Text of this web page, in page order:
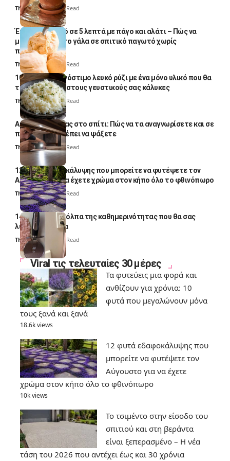
Thali Ombre4 Min Read
Έτοιμο παγωτό σε 5 λεπτά με πάγο και αλάτι – Πώς να
μετατρέψετε το γάλα σε σπιτικό παγωτό χωρίς
παγωτομηχανή
Thali Ombre 4 Min Read
10 φορές ποιο νόστιμο λευκό ρύζι με ένα μόνο υλικό που θα
το απογειώσει στους γευστικούς σας κάλυκες
Thali Ombre4 Min Read
Αυγά κατσαρίδας στο σπίτι: Πώς να τα αναγνωρίσετε και σε
ποια σημεία πρέπει να ψάξετε
Thali Ombre4 Min Read
12 φυτά εδαφοκάλυψης που μπορείτε να φυτέψετε τον
Αύγουστο για να έχετε χρώμα στον κήπο όλο το φθινόπωρο
Thali Ombre7 Min Read
14 πανέξυπνα κόλπα της καθημερινότητας που θα σας
λύσουν τα χέρια
Thali Ombre 6 Min Read
Viral τις τελευταίες 30 μέρες
Τα φυτεύεις μια φορά και
ανθίζουν για χρόνια: 10
φυτά που μεγαλώνουν μόνα
τους ξανά και ξανά
18.6k views
12 φυτά εδαφοκάλυψης που
μπορείτε να φυτέψετε τον
Αύγουστο για να έχετε
χρώμα στον κήπο όλο το φθινόπωρο
10k views
Το τσιμέντο στην είσοδο του
σπιτιού και στη βεράντα
είναι ξεπερασμένο – Η νέα
τάση του 2026 που αντέχει έως και 30 χρόνια